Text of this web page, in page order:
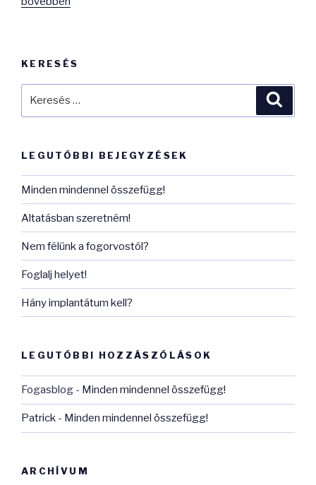
fehér
fogakat?”
KERESÉS
LEGUTÓBBI BEJEGYZÉSEK
Minden mindennel összefügg!
Altatásban szeretném!
Nem félünk a fogorvostól?
Foglalj helyet!
Hány implantátum kell?
LEGUTÓBBI HOZZÁSZÓLÁSOK
Fogasblog - Minden mindennel összefügg!
Patrick - Minden mindennel összefügg!
ARCHÍVUM